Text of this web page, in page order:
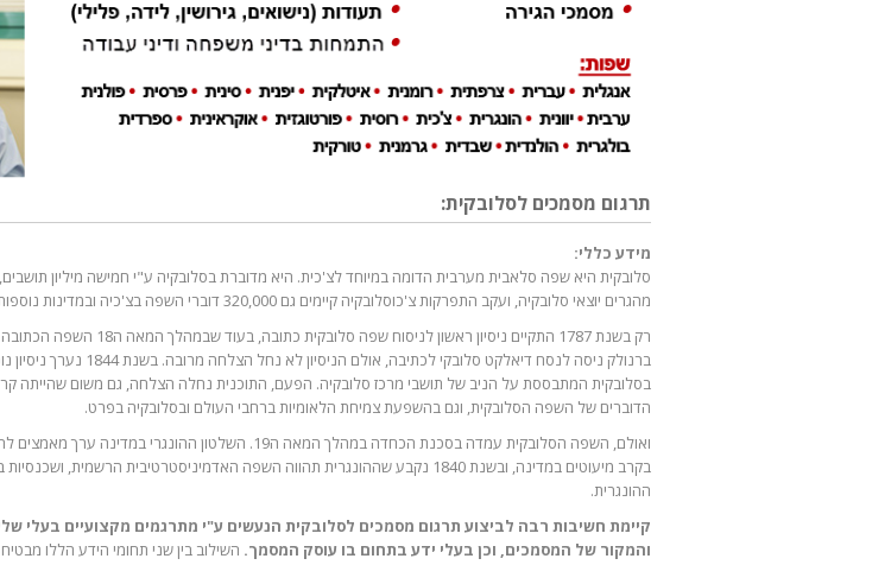
תרגום מסמכים לסלובקית:
מידע כללי:
מהגרים יוצאי סלובקיה, ועקב התפרקות צ'כוסלובקיה קיימים גם 320,000 דוברי השפה בצ'כיה ובמדינות נוספות באזור.
רק בשנת 1787 התקיים ניסיון ראשון לניסוח שפה
ברנולק ניסה לנסח דיאלקט סלובקי לכתיבה,
בסלובקית המתבססת על הניב של תושבי מרכז סלובקיה. הפעם, התוכנית נחלה הצלחה, גם משום שהייתה
הדוברים של השפה הסלובקית, וגם בהשפעת צמיחת הלאומיות ברחבי העולם ובסלובקיה בפרט.
ואולם, השפה הסלובקית עמדה בסכנת הכחדה במהלך המאה ה19. השלטון
בקרב מיעוטים במדינה, ובשנת 1840 נקבע שההונגרית תהווה השפה האדמיניסטרטיבית הרשמית,
ההונגרית.
קיימת חשיבות רבה לביצוע תרגום מסמכים לסלובקית הנעשים ע"י מתרגמים מקצועיים בעלי
והמקור של המסמכים, וכן בעלי ידע בתחום בו עוסק המסמך. השילוב בין שני תחומי הידע הללו